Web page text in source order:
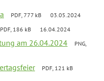
PDF, 777 kB 03.05.2024
PDF, 186 kB 16.04.2024
am 26.04.2024
PNG,
PDF, 121 kB